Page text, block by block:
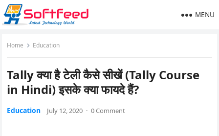
MENU
Home Education
Tally क्या है टेली कैसे सीखें (Tally Course
in Hindi) इसके क्या फायदे हैं?
Education July 12, 2020 · 0 Comment